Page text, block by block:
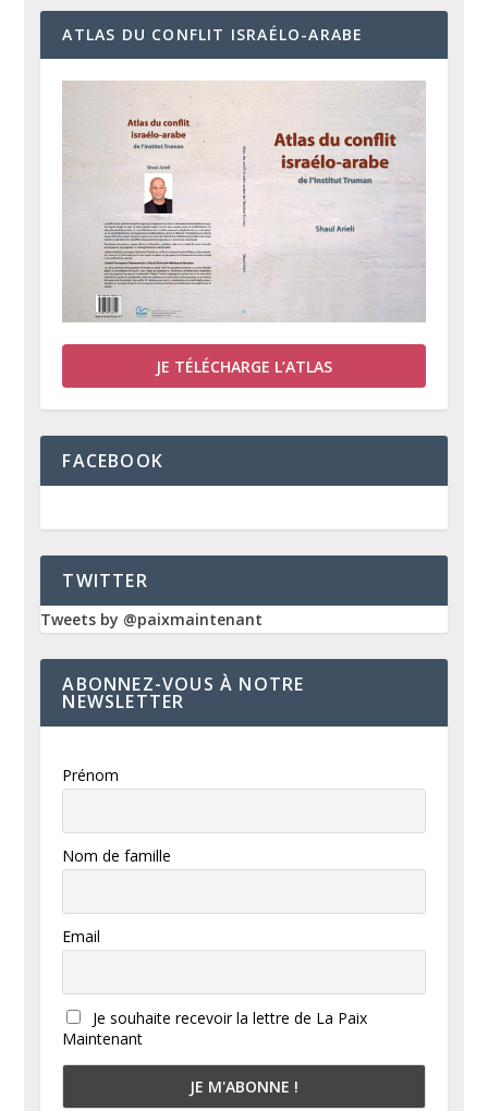
ATLAS DU CONFLIT ISRAÉLO-ARABE
JE TÉLÉCHARGE L’ATLAS
FACEBOOK
TWITTER
Tweets by @paixmaintenant
ABONNEZ-VOUS À NOTRE
NEWSLETTER
Prénom
Nom de famille
Email
Je souhaite recevoir la lettre de La Paix
Maintenant